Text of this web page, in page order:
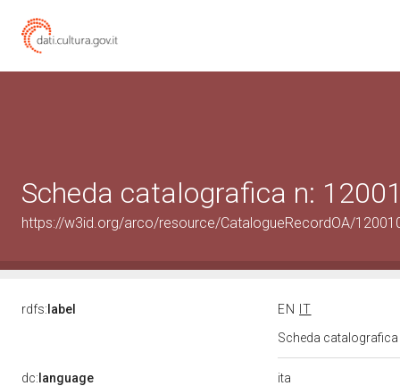
Scheda catalografica n:
https://w3id.org/arco/resource/CatalogueRecordOA/
rdfs: label EN
IT
Scheda
dc: language ita